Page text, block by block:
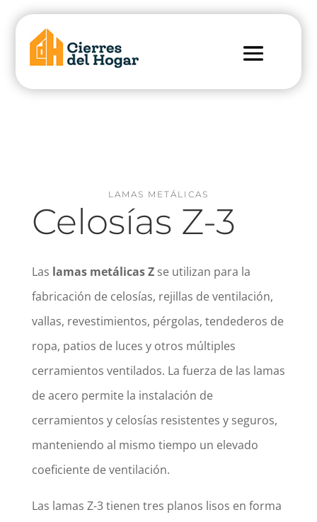
LAMAS METÁLICAS
Celosías Z-3
Las lamas metálicas Zse utilizan para la
fabricación de celosías, rejillas de ventilación,
vallas, revestimientos, pérgolas, tendederos de
ropa, patios de luces y otros múltiples
cerramientos ventilados. La fuerza de las lamas
de acero permite la instalación de
cerramientos y celosías resistentes y seguros,
manteniendo al mismo tiempo un elevado
coeficiente de ventilación.
Las lamas Z-3 tienen tres planos lisos en forma